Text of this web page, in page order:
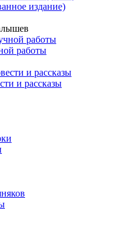
издание)
работы
и рассказы